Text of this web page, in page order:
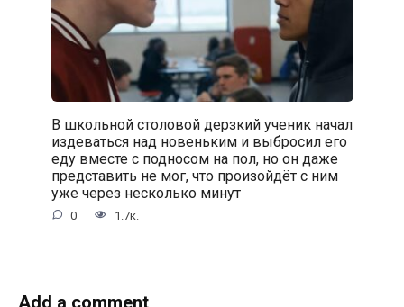
В школьной столовой дерзкий ученик начал
издеваться над новеньким и выбросил его
еду вместе с подносом на пол, но он даже
представить не мог, что произойдёт с ним
уже через несколько минут
0 1.7к.
Add a comment